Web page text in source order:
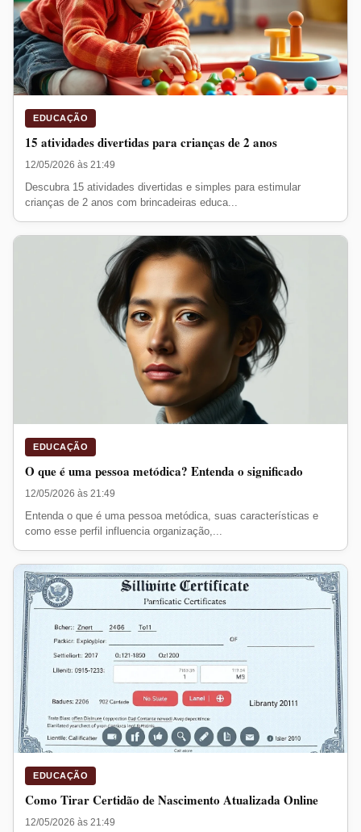
EDUCAÇÃO
15 atividades divertidas para crianças de 2 anos
12/05/2026 às 21:49
Descubra 15 atividades divertidas e simples para estimular
crianças de 2 anos com brincadeiras educa...
EDUCAÇÃO
O que é uma pessoa metódica? Entenda o significado
12/05/2026 às 21:49
Entenda o que é uma pessoa metódica, suas características e
como esse perfil influencia organização,...
EDUCAÇÃO
Como Tirar Certidão de Nascimento Atualizada Online
12/05/2026 às 21:49